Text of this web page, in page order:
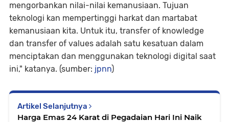
mengorbankan nilai-nilai kemanusiaan. Tujuan
teknologi kan mempertinggi harkat dan martabat
kemanusiaan kita. Untuk itu, transfer of knowledge
dan transfer of values adalah satu kesatuan dalam
menciptakan dan menggunakan teknologi digital saat
ini," katanya. (sumber: jpnn)
Artikel Selanjutnya
Harga Emas 24 Karat di Pegadaian Hari Ini Naik